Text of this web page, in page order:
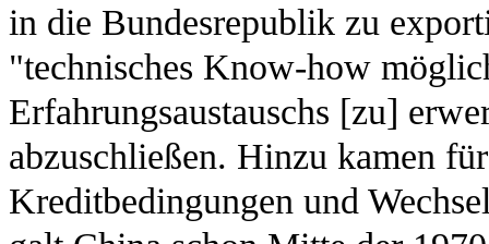
in die Bundesrepublik zu
"technisches Know-how
Erfahrungsaustauschs [zu]
abzuschließen. Hinzu kamen
Kreditbedingungen und